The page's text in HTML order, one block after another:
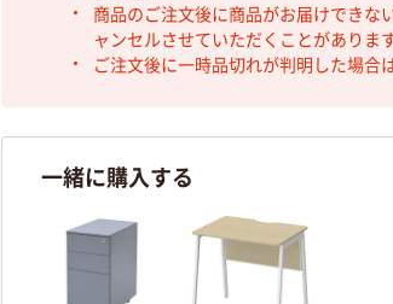
商品のご注文後に商品がお届けできな
ャンセルさせていただくことがあります
ご注文後に一時品切れが判明した場合
一緒に購入する